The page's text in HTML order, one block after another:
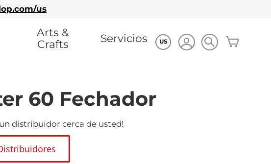
us
US
Arts &
Crafts
Servicios
60 Fechador
distribuidor cerca de usted!